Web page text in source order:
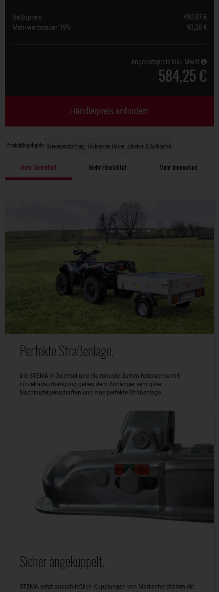
Produkthighlights Serienausstattung Technische Daten Zubehör & Aufbauten
Mehr Sicherheit Mehr Flexibilität Mehr Innovation
Perfekte Straßenlage.
Die STEMA-V-Deichsel und die robuste Gummifederachse mit
Einzelradaufhängung geben dem Anhänger sehr gute
Nachlaufeigenschaften und eine perfekte Straßenlage.
Sicher angekuppelt.
STEMA setzt ausschließlich Kupplungen von Markenherstellern ein.
Nettopreis
490,97 €
Mehrwertsteuer 19% 93,28 €
Angebotspreis inkl. MwSt
584,25 €
Händlerpreis anfordern